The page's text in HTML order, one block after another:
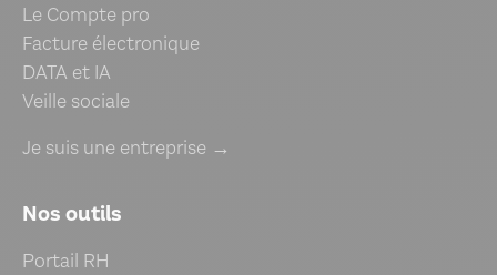
Le Compte pro
Facture électronique
DATA et IA
Veille sociale
Je suis une entreprise →
Nos outils
Portail RH